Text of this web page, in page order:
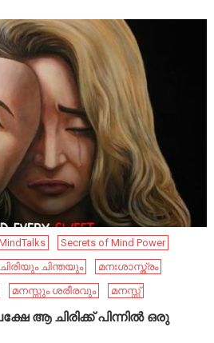
Secrets of Mind Power
ചിരിയും ചിന്തയും
മനഃശാസ്ത്രം
മനസ്സും ശരീരവും മനസ്സ്
ആ ചിരിക്ക് പിന്നിൽ ഒരു